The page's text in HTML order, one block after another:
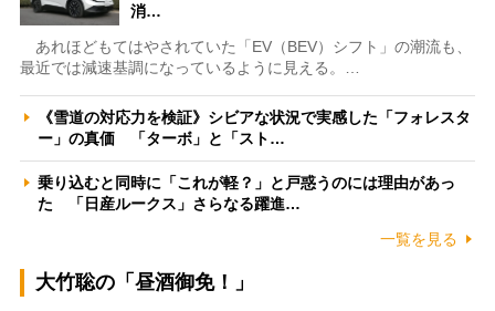
消…
あれほどもてはやされていた「EV（BEV）シフト」の潮流も、
最近では減速基調になっているように見える。…
《雪道の対応力を検証》シビアな状況で実感した「フォレスタ
ー」の真価 「ターボ」と「スト…
乗り込むと同時に「これが軽？」と戸惑うのには理由があっ
た 「日産ルークス」さらなる躍進…
一覧を見る
大竹聡の「昼酒御免！」